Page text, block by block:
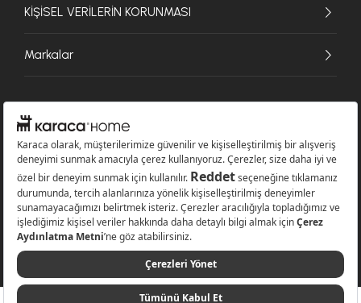
KİŞİSEL VERİLERİN KORUNMASI
Markalar
© 2026 Karaca Home Collection Tekstil Sanayi ve Ticaret A.Ş. - Tüm hakları
saklıdır.